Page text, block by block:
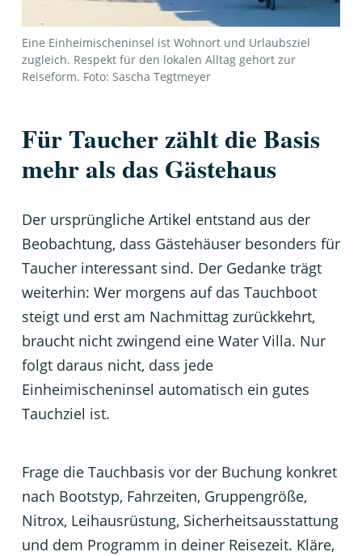
Eine Einheimischeninsel ist Wohnort und Urlaubsziel
zugleich. Respekt für den lokalen Alltag gehört zur
Reiseform. Foto: Sascha Tegtmeyer
Für Taucher zählt die Basis
mehr als das Gästehaus
Der ursprüngliche Artikel entstand aus der
Beobachtung, dass Gästehäuser besonders für
Taucher interessant sind. Der Gedanke trägt
weiterhin: Wer morgens auf das Tauchboot
steigt und erst am Nachmittag zurückkehrt,
braucht nicht zwingend eine Water Villa. Nur
folgt daraus nicht, dass jede
Einheimischeninsel automatisch ein gutes
Tauchziel ist.
Frage die Tauchbasis vor der Buchung konkret
nach Bootstyp, Fahrzeiten, Gruppengröße,
Nitrox, Leihausrüstung, Sicherheitsausstattung
und dem Programm in deiner Reisezeit. Kläre,